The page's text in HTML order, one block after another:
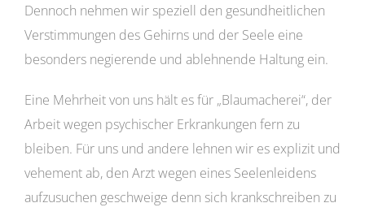
Dennoch nehmen wir speziell den gesundheitlichen
Verstimmungen des Gehirns und der Seele eine
besonders negierende und ablehnende Haltung ein.
Eine Mehrheit von uns hält es für „Blaumacherei“, der
Arbeit wegen psychischer Erkrankungen fern zu
bleiben. Für uns und andere lehnen wir es explizit und
vehement ab, den Arzt wegen eines Seelenleidens
aufzusuchen geschweige denn sich krankschreiben zu